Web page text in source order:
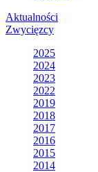
Aktualności
Zwycięzcy
2025
2024
2023
2022
2019
2018
2017
2016
2015
2014